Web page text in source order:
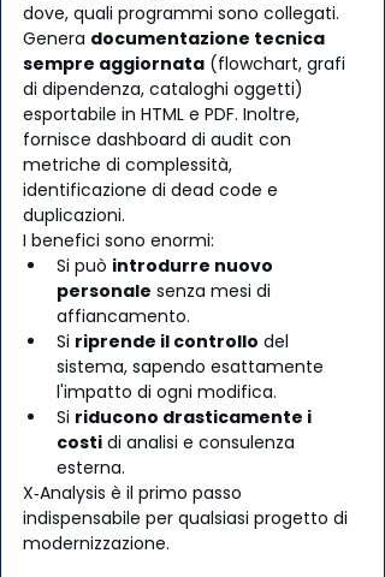
dove, quali programmi sono collegati.
Genera documentazione tecnica
sempre aggiornata (flowchart, grafi
di dipendenza, cataloghi oggetti)
esportabile in HTML e PDF. Inoltre,
fornisce dashboard di audit con
metriche di complessità,
identificazione di dead code e
duplicazioni.
I benefici sono enormi:
Si può introdurre nuovo
personale senza mesi di
affiancamento.
Si riprende il controllo del
sistema, sapendo esattamente
l'impatto di ogni modifica.
Si riducono drasticamente i
costi di analisi e consulenza
esterna.
X‑Analysis è il primo passo
indispensabile per qualsiasi progetto di
modernizzazione.